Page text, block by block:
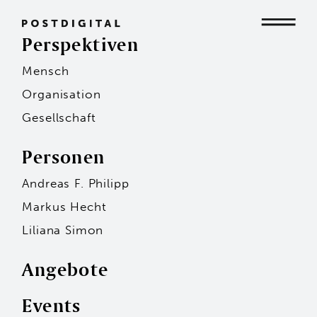
Mensch
Organisation
Gesellschaft
Perspektiven
Mensch
Organisation
Gesellschaft
Personen
Andreas F. Philipp
Markus Hecht
Liliana Simon
Angebote
Events